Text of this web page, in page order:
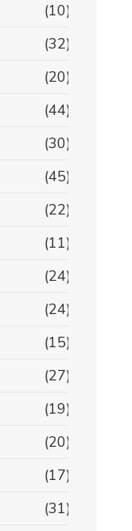
(10)
(32)
(20)
(44)
(30)
(45)
(22)
(11)
(24)
(24)
(15)
(27)
(19)
(20)
(17)
(31)